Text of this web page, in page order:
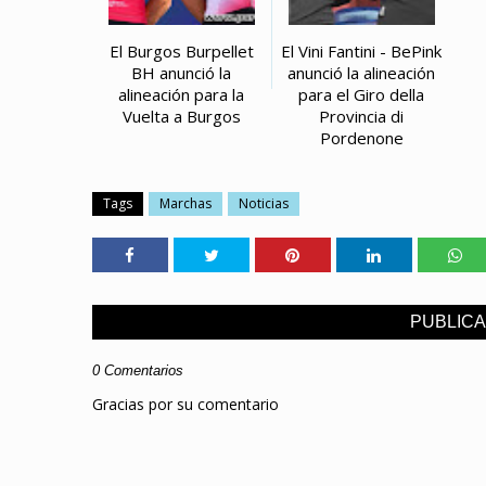
El Burgos Burpellet
BH anunció la
alineación para la
Vuelta a Burgos
El Vini Fantini - BePink
anunció la alineación
para el Giro della
Provincia di
Pordenone
Tags Marchas Noticias
0 Comentarios
Gracias por su comentario